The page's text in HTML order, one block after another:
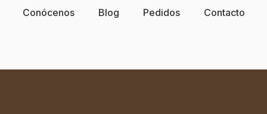
Conócenos Blog Pedidos Contacto